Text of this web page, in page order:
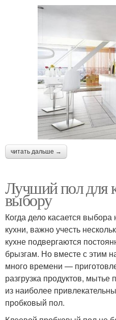
читать дальше →
Лучший пол для
выбору
Когда дело касается
кухни, важно учесть
кухне подвергаются
брызгам. Но вместе с этим
много времени —
разгрузка продуктов,
из наиболее
пробковый пол.